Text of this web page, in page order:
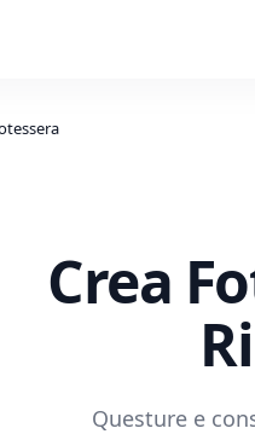
Crea
Questure e